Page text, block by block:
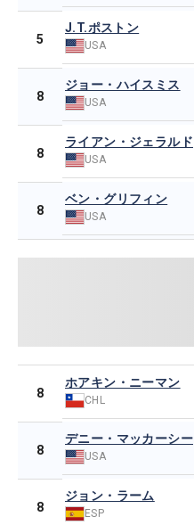
5
J.T.ポストン
USA
8
ジョー・ハイスミス
USA
8
ライアン・ジェラルド
USA
8
ベン・グリフィン
USA
8
ホアキン・ニーマン
CHL
8
デニー・マッカーシー
USA
8
ジョン・ラーム
ESP